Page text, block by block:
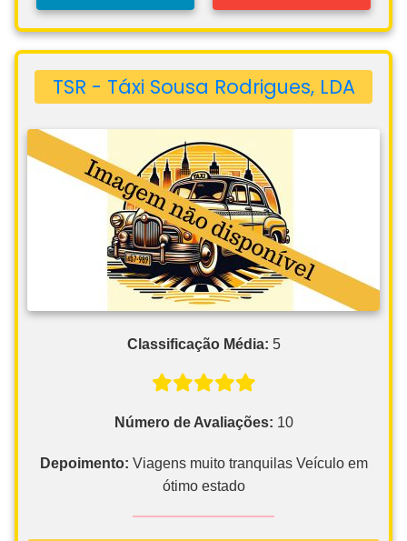
TSR - Táxi Sousa Rodrigues, LDA
Classificação Média: 5
Número de Avaliações: 10
Depoimento: Viagens muito tranquilas Veículo em
ótimo estado